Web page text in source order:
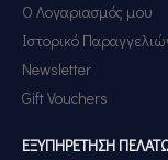
Ο Λογαριασμός μου
Ιστορικό
Newsletter
Gift Vouchers
ΕΞΥΠΗΡΈΤΗΣΗ